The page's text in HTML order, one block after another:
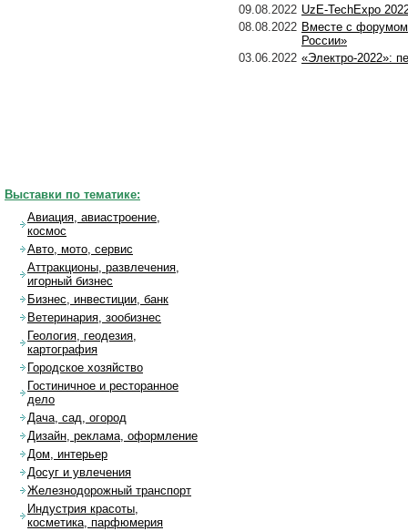
09.08.2022 UzE-TechExpo
08.08.2022 Вместе с форумом
России»
03.06.2022 «Электро-2022»:
Выставки по тематике:
Авиация, авиастроение,
космос
Авто, мото, сервис
Аттракционы, развлечения,
игорный бизнес
Бизнес, инвестиции, банк
Ветеринария, зообизнес
Геология, геодезия,
картография
Городское хозяйство
Гостиничное и ресторанное
дело
Дача, сад, огород
Дизайн, реклама, оформление
Дом, интерьер
Досуг и увлечения
Железнодорожный транспорт
Индустрия красоты,
косметика, парфюмерия